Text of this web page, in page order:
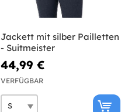
Jackett mit silber Pailletten
- Suitmeister
44,99 €
VERFÜGBAR